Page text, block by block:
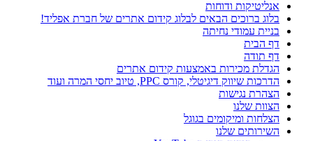
אנליטיקות ודוחות
בלוג ברוכים הבאים לבלוג קידום אתרים של חברת אפליד!
בניית עמודי נחיתה
דף הבית
דף תודה
הגדלת מכירות באמצעות קידום אתרים
הדרכות שיווק דיגיטלי, קורס PPC, טיוב יחסי המרה ועוד
הצהרת נגישות
הצוות שלנו
הצלחות ומיקומים בגוגל
השירותים שלנו